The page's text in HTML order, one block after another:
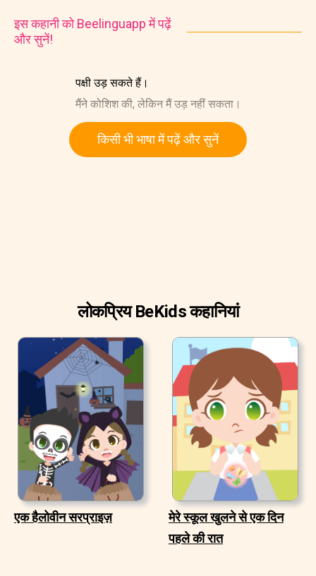
इस कहानी को Beelinguapp में पढ़ें
और सुनें!
पक्षी उड़ सकते हैं।
मैंने कोशिश की, लेकिन मैं उड़ नहीं सकता।
किसी भी भाषा में पढ़ें और सुनें
लोकप्रिय BeKids कहानियां
एक हैलोवीन सरप्राइज़
मेरे स्कूल खुलने से एक दिन
पहले की रात